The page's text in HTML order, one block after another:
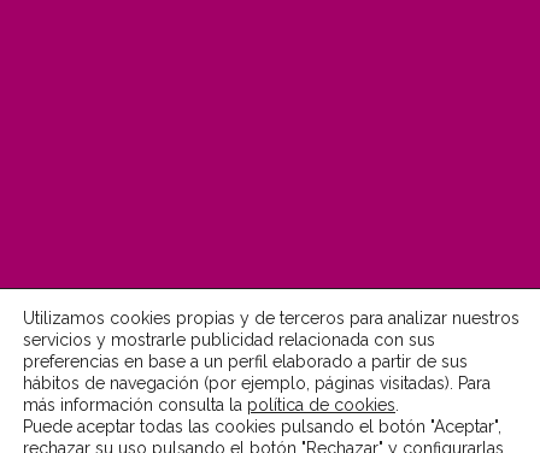
© Fundación MonteLeón 2022
Aviso Legal Política de Privacidad
Utilizamos cookies propias y de terceros para analizar nuestros
servicios y mostrarle publicidad relacionada con sus
preferencias en base a un perfil elaborado a partir de sus
hábitos de navegación (por ejemplo, páginas visitadas). Para
más información consulta la política de cookies
Puede aceptar todas las cookies pulsando el botón "Aceptar",
rechazar su uso pulsando el botón "Rechazar" y configurarlas